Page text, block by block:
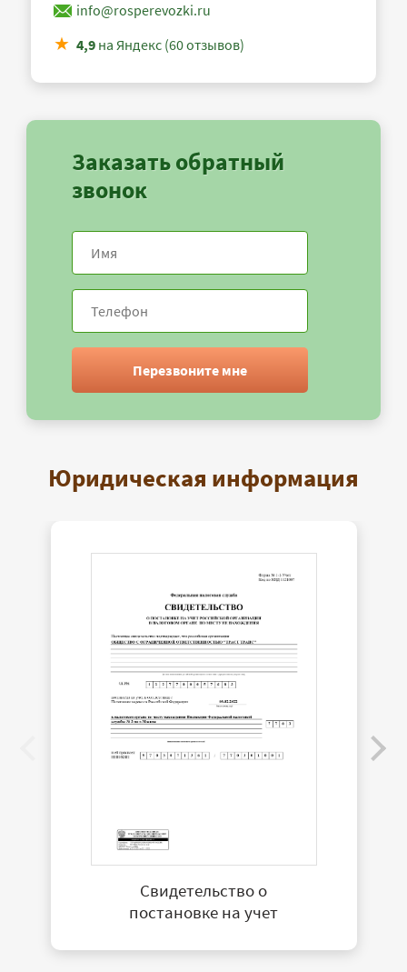
info@rosperevozki.ru
4,9 на Яндекс (60 отзывов)
Заказать обратный
звонок
Перезвоните мне
Юридическая информация
Свидетельство о
постановке на учет